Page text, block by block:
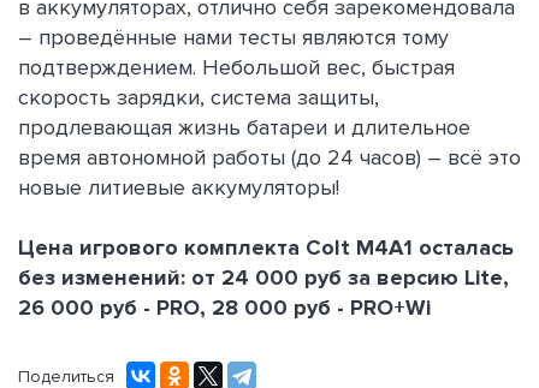
в аккумуляторах, отлично себя зарекомендовала
– проведённые нами тесты являются тому
подтверждением. Небольшой вес, быстрая
скорость зарядки, система защиты,
продлевающая жизнь батареи и длительное
время автономной работы (до 24 часов) – всё это
новые литиевые аккумуляторы!
Цена игрового комплекта Colt M4A1 осталась
без изменений: от 24 000 руб за версию Lite,
26 000 руб - PRO, 28 000 руб - PRO+Wi
Поделиться